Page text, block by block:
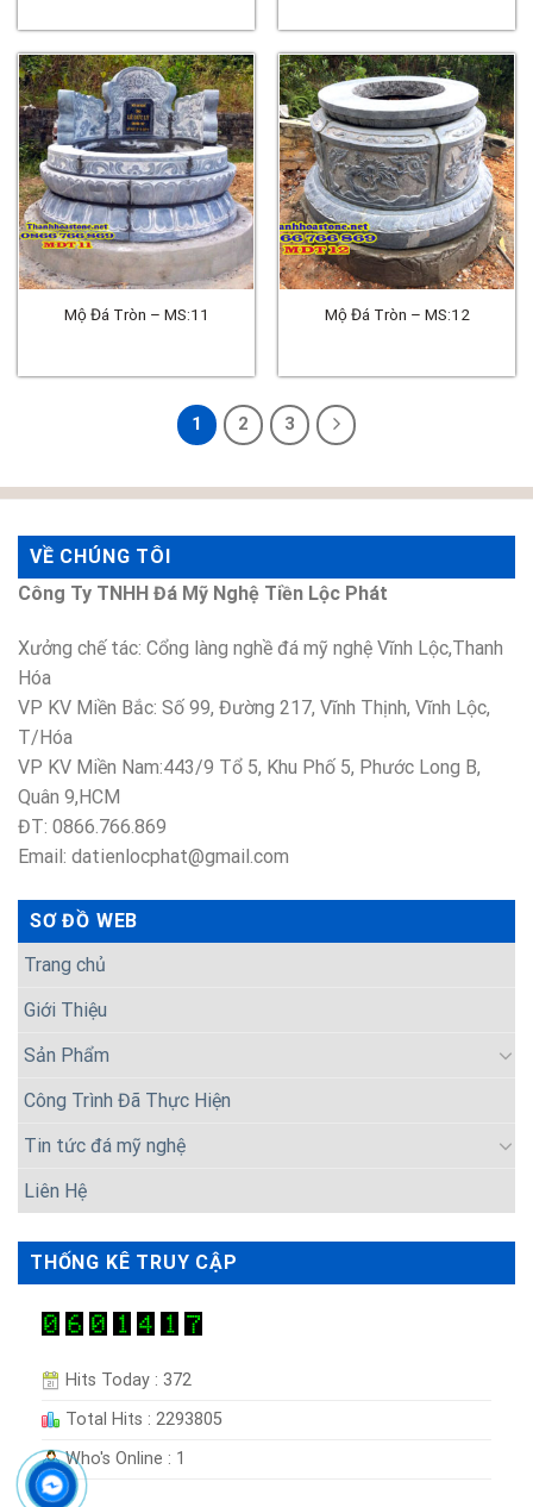
Mộ Đá Tròn – MS:11 Mộ Đá Tròn – MS:12
1 2 3
VỀ CHÚNG TÔI
Công Ty TNHH Đá Mỹ Nghệ Tiền Lộc Phát
Xưởng chế tác: Cổng làng nghề đá mỹ nghệ Vĩnh Lộc,Thanh
Hóa
VP KV Miền Bắc: Số 99, Đường 217, Vĩnh Thịnh, Vĩnh Lộc,
T/Hóa
VP KV Miền Nam:443/9 Tổ 5, Khu Phố 5, Phước Long B,
Quân 9,HCM
ĐT: 0866.766.869
Email: datienlocphat@gmail.com
SƠ ĐỒ WEB
Trang chủ
Giới Thiệu
Sản Phẩm
Công Trình Đã Thực Hiện
Tin tức đá mỹ nghệ
Liên Hệ
THỐNG KÊ TRUY CẬP
Hits Today : 372
Total Hits : 2293805
Who's Online : 1